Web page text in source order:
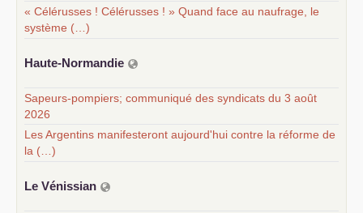
« Célérusses ! Célérusses ! » Quand face au naufrage, le
système (…)
Haute-Normandie
Sapeurs-pompiers; communiqué des syndicats du 3 août
2026
Les Argentins manifesteront aujourd'hui contre la réforme de
la (…)
Le Vénissian